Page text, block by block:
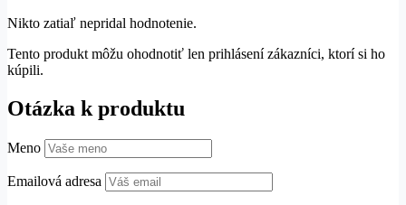
Nikto zatiaľ nepridal hodnotenie.
Tento produkt môžu ohodnotiť len prihlásení zákazníci, ktorí si ho
kúpili.
Otázka k produktu
Meno
Emailová adresa